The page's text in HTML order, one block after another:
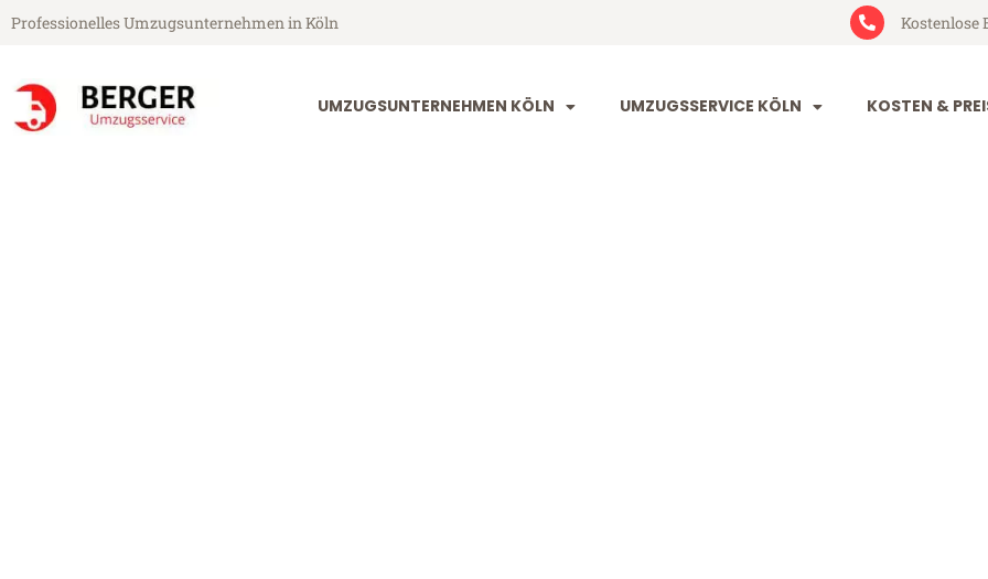
Professionelles Umzugsunternehmen in Köln Kostenlose
UMZUGSUNTERNEHMEN KÖLN UMZUGSSERVICE KÖLN KOSTEN &